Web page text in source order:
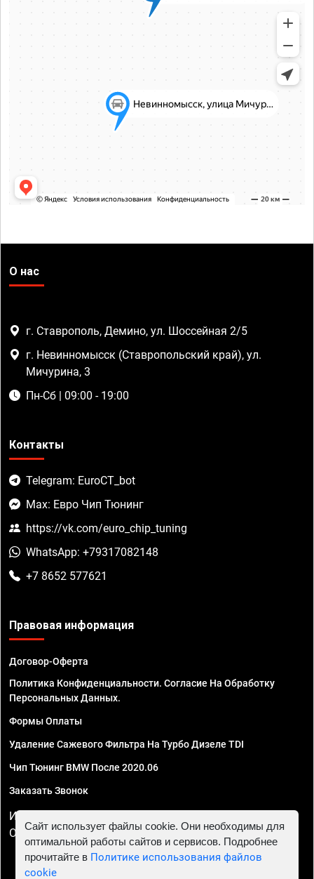
О нас
г. Ставрополь, Демино, ул. Шоссейная 2/5
г. Невинномысск (Ставропольский край), ул.
Мичурина, 3
Пн-Сб | 09:00 - 19:00
Контакты
Telegram: EuroCT_bot
Max: Евро Чип Тюнинг
https://vk.com/euro_chip_tuning
WhatsApp: +79317082148
+7 8652 577621
Правовая информация
Договор-Оферта
Политика Конфиденциальности. Согласие На Обработку
Персональных Данных.
Формы Оплаты
Удаление Сажевого Фильтра На Турбо Дизеле TDI
Чип Тюнинг BMW После 2020.06
Заказать Звонок
ИП Смирнов Георгий Павлович. ИНН 781302555843,
ОГРНИП 324470400032610
Сайт использует файлы cookie. Они необходимы для
оптимальной работы сайтов и сервисов. Подробнее
прочитайте в Политике использования файлов
cookie